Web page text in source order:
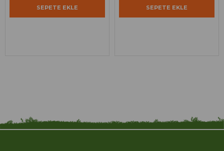
SEPETE EKLE SEPETE EKLE